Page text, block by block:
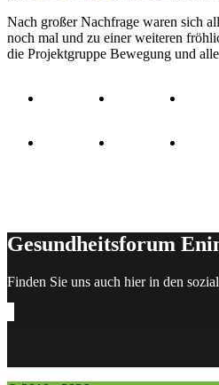
Nach großer Nachfrage waren sich
noch mal und zu einer weiteren
die Projektgruppe Bewegung und
Gesundheitsforum
Finden Sie uns auch hier in den